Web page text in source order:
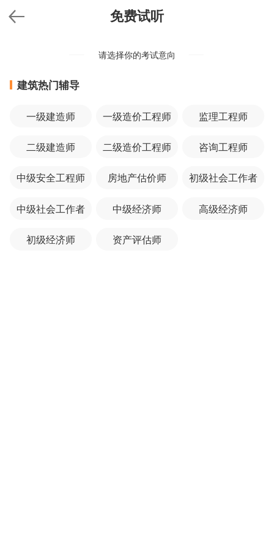
免费试听
请选择你的考试意向
建筑热门辅导
一级建造师 一级造价工程师 监理工程师
二级建造师 二级造价工程师 咨询工程师
中级安全工程师 房地产估价师 初级社会工作者
中级社会工作者 中级经济师 高级经济师
初级经济师 资产评估师